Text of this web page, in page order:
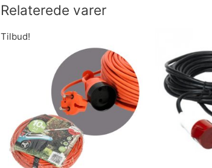
Relaterede varer
Tilbud!